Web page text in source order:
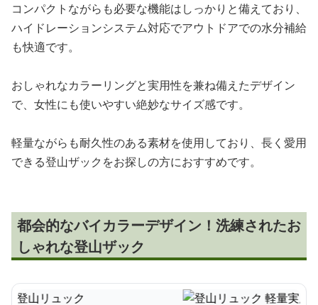
コンパクトながらも必要な機能はしっかりと備えており、
ハイドレーションシステム対応でアウトドアでの水分補給
も快適です。
おしゃれなカラーリングと実用性を兼ね備えたデザイン
で、女性にも使いやすい絶妙なサイズ感です。
軽量ながらも耐久性のある素材を使用しており、長く愛用
できる登山ザックをお探しの方におすすめです。
都会的なバイカラーデザイン！洗練されたお
しゃれな登山ザック